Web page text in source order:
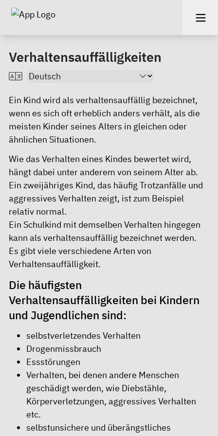
Verhaltensauffälligkeiten
Ein Kind wird als verhaltensauffällig bezeichnet,
wenn es sich oft erheblich anders verhält, als die
meisten Kinder seines Alters in gleichen oder
ähnlichen Situationen.
Wie das Verhalten eines Kindes bewertet wird,
hängt dabei unter anderem von seinem Alter ab.
Ein zweijähriges Kind, das häufig Trotzanfälle und
aggressives Verhalten zeigt, ist zum Beispiel
relativ normal.
Ein Schulkind mit demselben Verhalten hingegen
kann als verhaltensauffällig bezeichnet werden.
Es gibt viele verschiedene Arten von
Verhaltensauffälligkeit.
Die häufigsten
Verhaltensauffälligkeiten bei Kindern
und Jugendlichen sind:
selbstverletzendes Verhalten
Drogenmissbrauch
Essstörungen
Verhalten, bei denen andere Menschen
geschädigt werden, wie Diebstähle,
Körperverletzungen, aggressives Verhalten
etc.
selbstunsichere und überängstliches